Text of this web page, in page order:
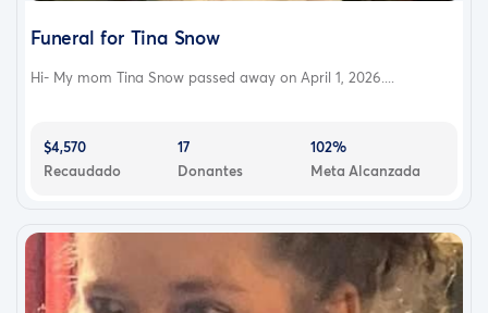
Funeral for Tina Snow
Hi- My mom Tina Snow passed away on April 1, 2026....
$4,570
Recaudado
17
Donantes
102%
Meta Alcanzada